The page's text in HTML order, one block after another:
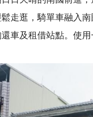
走逛，騎單車融入
車及租借站點。使